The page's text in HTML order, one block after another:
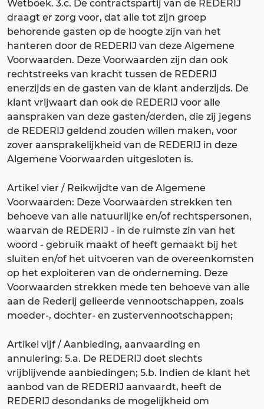
Wetboek. 3.c. De contractspartij van de REDERIJ
draagt er zorg voor, dat alle tot zijn groep
behorende gasten op de hoogte zijn van het
hanteren door de REDERIJ van deze Algemene
Voorwaarden. Deze Voorwaarden zijn dan ook
rechtstreeks van kracht tussen de REDERIJ
enerzijds en de gasten van de klant anderzijds. De
klant vrijwaart dan ook de REDERIJ voor alle
aanspraken van deze gasten/derden, die zij jegens
de REDERIJ geldend zouden willen maken, voor
zover aansprakelijkheid van de REDERIJ in deze
Algemene Voorwaarden uitgesloten is.
Artikel vier / Reikwijdte van de Algemene
Voorwaarden: Deze Voorwaarden strekken ten
behoeve van alle natuurlijke en/of rechtspersonen,
waarvan de REDERIJ - in de ruimste zin van het
woord - gebruik maakt of heeft gemaakt bij het
sluiten en/of het uitvoeren van de overeenkomsten
op het exploiteren van de onderneming. Deze
Voorwaarden strekken mede ten behoeve van alle
aan de Rederij gelieerde vennootschappen, zoals
moeder-, dochter- en zustervennootschappen;
Artikel vijf / Aanbieding, aanvaarding en
annulering: 5.a. De REDERIJ doet slechts
vrijblijvende aanbiedingen; 5.b. Indien de klant het
aanbod van de REDERIJ aanvaardt, heeft de
REDERIJ desondanks de mogelijkheid om